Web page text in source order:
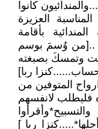
كانوا
العزيزة
بأقامة
..[من وُسمَ بوسم
وتمسكَ بصبغته
ربا]
المتوفين من
فليطلب لانفسهم
ربا ]